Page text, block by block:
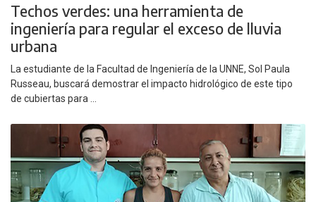
Techos verdes: una herramienta de
ingeniería para regular el exceso de lluvia
urbana
La estudiante de la Facultad de Ingeniería de la UNNE, Sol Paula
Russeau, buscará demostrar el impacto hidrológico de este tipo
de cubiertas para ...